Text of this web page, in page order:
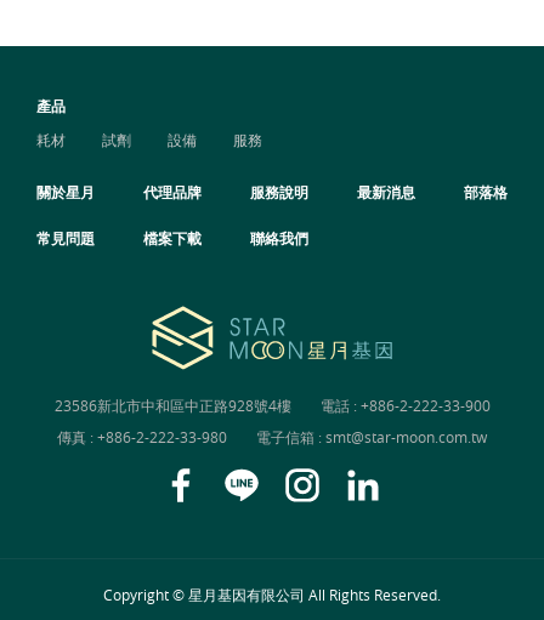
產品
耗材
試劑 設備 服務
關於星月 代理品牌 服務說明 最新消息 部落格
常見問題 檔案下載 聯絡我們
23586新北市中和區中正路928號4樓 電話 :+886-2-222-33-900
傳真 : +886-2-222-33-980
電子信箱 :smt@star-moon.com.tw
Copyright © 星月基因有限公司 All Rights Reserved.